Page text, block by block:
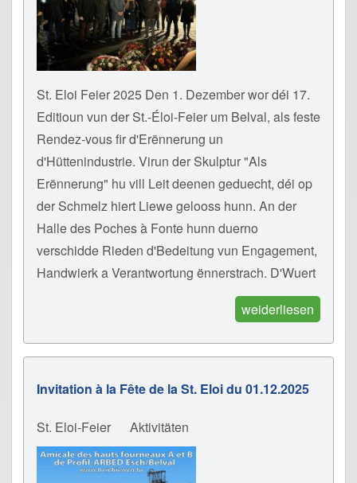
St. Eloi Feier 2025 Den 1. Dezember wor déi 17.
Editioun vun der St.-Éloi-Feier um Belval, als feste
Rendez-vous fir d'Erënnerung un
d'Hüttenindustrie. Virun der Skulptur "Als
Erënnerung" hu vill Leit deenen geduecht, déi op
der Schmelz hiert Liewe gelooss hunn. An der
Halle des Poches à Fonte hunn duerno
verschidde Rieden d'Bedeitung vun Engagement,
Handwierk a Verantwortung ënnerstrach. D'Wuert
weiderliesen
Invitation à la Fête de la St. Eloi du 01.12.2025
St. Eloi-Feier Aktivitäten